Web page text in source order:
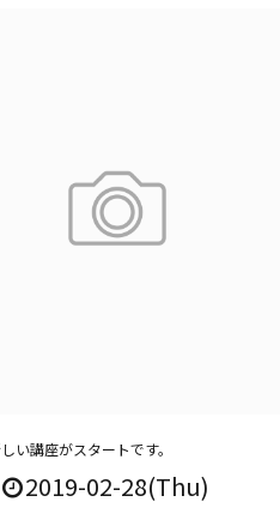
い講座がスタートです。
2019-02-28(Thu)